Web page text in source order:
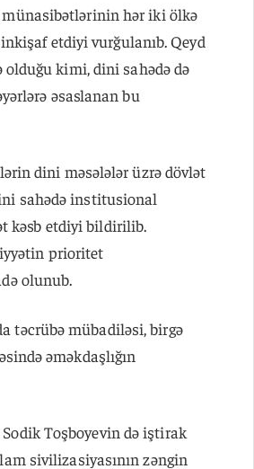
münasibətlərinin hər iki ölkə
etdiyi vurğulanıb. Qeyd
kimi, dini sahədə də
əsaslanan bu
dini məsələlər üzrə dövlət
sahədə institusional
kəsb etdiyi bildirilib.
prioritet
olunub.
təcrübə mübadiləsi, birgə
əməkdaşlığın
Toşboyevin də iştirak
sivilizasiyasının zəngin